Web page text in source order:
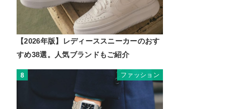
【2026年版】レディーススニーカーのおす
すめ38選。人気ブランドもご紹介
8 ファッション